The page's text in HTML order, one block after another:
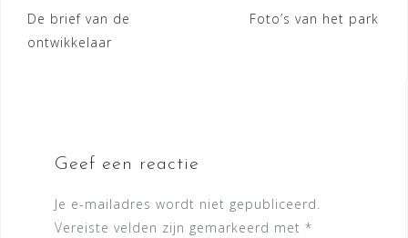
Bericht
navigatie
De brief van de
ontwikkelaar
Foto’s van het park
Geef een reactie
Je e-mailadres wordt niet gepubliceerd.
Vereiste velden zijn gemarkeerd met *